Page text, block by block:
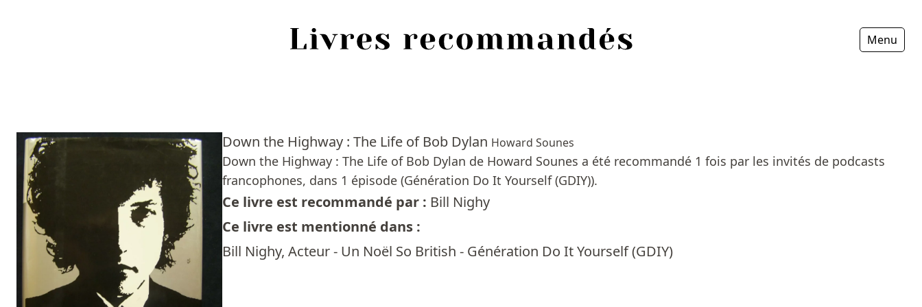
Menu
Down the Highway : The Life of Bob Dylan Howard Sounes
Down the Highway : The Life of Bob Dylan de Howard Sounes a été recommandé 1 fois par les invités de podcasts
francophones, dans 1 épisode (Génération Do It Yourself (GDIY)).
Ce livre est recommandé par : Bill Nighy
Ce livre est mentionné dans :
Bill Nighy, Acteur - Un Noël So British - Génération Do It Yourself (GDIY)
Personnes
Livres
Livres les plus recommandés
Prix littéraires